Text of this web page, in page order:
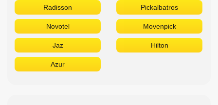
Radisson Pickalbatros
Novotel Movenpick
Jaz Hilton
Azur